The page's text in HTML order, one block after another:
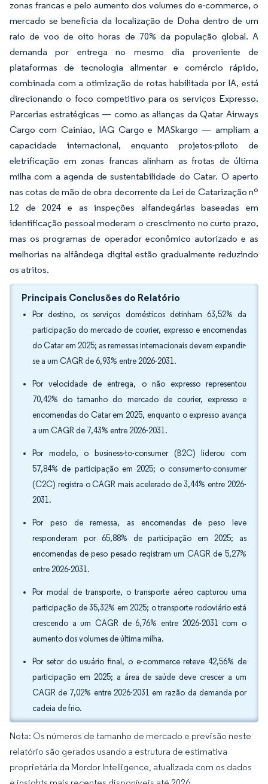
zonas francas e pelo aumento dos volumes do e-commerce, o
mercado se beneficia da localização de Doha dentro de um
raio de voo de oito horas de 70% da população global. A
demanda por entrega no mesmo dia proveniente de
plataformas de tecnologia alimentar e comércio rápido,
combinada com a otimização de rotas habilitada por IA, está
direcionando o foco competitivo para os serviços Expresso.
Parcerias estratégicas — como as alianças da Qatar Airways
Cargo com Cainiao, IAG Cargo e MASkargo — ampliam a
capacidade internacional, enquanto projetos-piloto de
eletrificação em zonas francas alinham as frotas de última
milha com a agenda de sustentabilidade do Catar. O aperto
nas cotas de mão de obra decorrente da Lei de Catarização nº
12 de 2024 e as inspeções alfandegárias baseadas em
identificação pessoal moderam o crescimento no curto prazo,
mas os programas de operador econômico autorizado e as
melhorias na alfândega digital estão gradualmente reduzindo
os atritos.
Principais Conclusões do Relatório
Por destino, os serviços domésticos detinham 63,52% da
participação do mercado de courier, expresso e encomendas
do Catar em 2025; as remessas internacionais devem expandir-
se a um CAGR de 6,93% entre 2026-2031.
Por velocidade de entrega, o não expresso representou
70,42% do tamanho do mercado de courier, expresso e
encomendas do Catar em 2025, enquanto o expresso avança
a um CAGR de 7,43% entre 2026-2031.
Por modelo, o business-to-consumer (B2C) liderou com
57,84% de participação em 2025; o consumer-to-consumer
(C2C) registra o CAGR mais acelerado de 3,44% entre 2026-
2031.
Por peso de remessa, as encomendas de peso leve
responderam por 65,88% de participação em 2025; as
encomendas de peso pesado registram um CAGR de 5,27%
entre 2026-2031.
Por modal de transporte, o transporte aéreo capturou uma
participação de 35,32% em 2025; o transporte rodoviário está
crescendo a um CAGR de 6,76% entre 2026-2031 com o
aumento dos volumes de última milha.
Por setor do usuário final, o e-commerce reteve 42,56% de
participação em 2025; a área de saúde deve crescer a um
CAGR de 7,02% entre 2026-2031 em razão da demanda por
cadeia de frio.
Nota: Os números de tamanho de mercado e previsão neste
relatório são gerados usando a estrutura de estimativa
proprietária da Mordor Intelligence, atualizada com os dados